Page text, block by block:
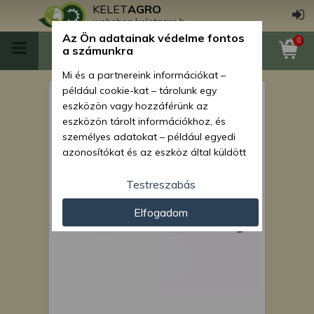
KELETAGRO
webshop.keletagro.hu
0
MTZ hézagoló lemez 021
(hajtó elsőhíd) 0,5 mm
Az Ön adatainak védelme fontos
a számunkra
Mi és a partnereink információkat –
például cookie-kat – tárolunk egy
eszközön vagy hozzáférünk az
eszközön tárolt információkhoz, és
személyes adatokat – például egyedi
azonosítókat és az eszköz által küldött
személyre szabott hirdetések és
tartalom nyújtásához, hirdetés- és
tartalomméréshez, nézettségi adatok
gyűjtéséhez, valamint termékek
Testreszabás
Elfogadom